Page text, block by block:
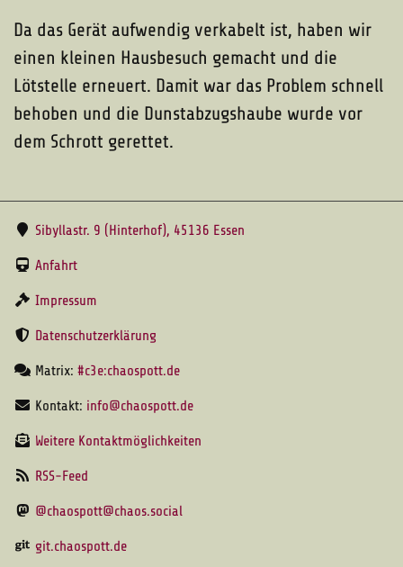
Da das Gerät aufwendig verkabelt ist, haben wir
einen kleinen Hausbesuch gemacht und die
Lötstelle erneuert. Damit war das Problem schnell
behoben und die Dunstabzugshaube wurde vor
dem Schrott gerettet.
Sibyllastr. 9 (Hinterhof), 45136 Essen
Anfahrt
Impressum
Datenschutzerklärung
Matrix: #c3e:chaospott.de
Kontakt: info@chaospott.de
Weitere Kontaktmöglichkeiten
RSS-Feed
@chaospott@chaos.social
git.chaospott.de